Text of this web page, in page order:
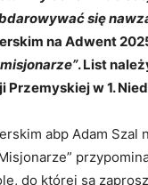
się
na Adwent
. List
Przemyskiej w 1.
abp Adam Szal
do której są